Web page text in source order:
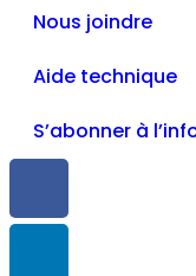
Nous joindre
Aide technique
S’abonner à